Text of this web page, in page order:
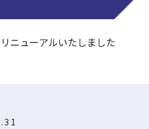
ニューアルいたしました